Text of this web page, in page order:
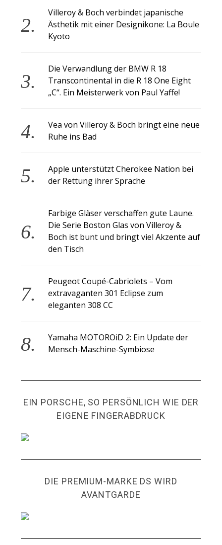
Villeroy & Boch verbindet japanische
Ästhetik mit einer Designikone: La Boule
Kyoto
Die Verwandlung der BMW R 18
Transcontinental in die R 18 One Eight
„C“. Ein Meisterwerk von Paul Yaffe!
Vea von Villeroy & Boch bringt eine neue
Ruhe ins Bad
Apple unterstützt Cherokee Nation bei
der Rettung ihrer Sprache
Farbige Gläser verschaffen gute Laune.
Die Serie Boston Glas von Villeroy &
Boch ist bunt und bringt viel Akzente auf
den Tisch
Peugeot Coupé-Cabriolets – Vom
extravaganten 301 Eclipse zum
eleganten 308 CC
Yamaha MOTOROiD 2: Ein Update der
Mensch-Maschine-Symbiose
EIN PORSCHE, SO PERSÖNLICH WIE DER
EIGENE FINGERABDRUCK
DIE PREMIUM-MARKE DS WIRD
AVANTGARDE